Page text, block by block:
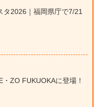
タ2026｜福岡県庁で7/21
ZO FUKUOKAに登場！